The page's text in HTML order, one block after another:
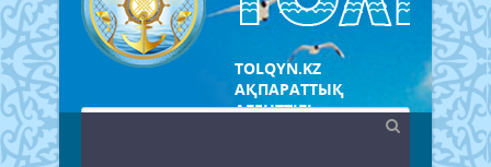
TOLQYN.KZ
АҚПАРАТТЫҚ
АГЕНТТІГІ